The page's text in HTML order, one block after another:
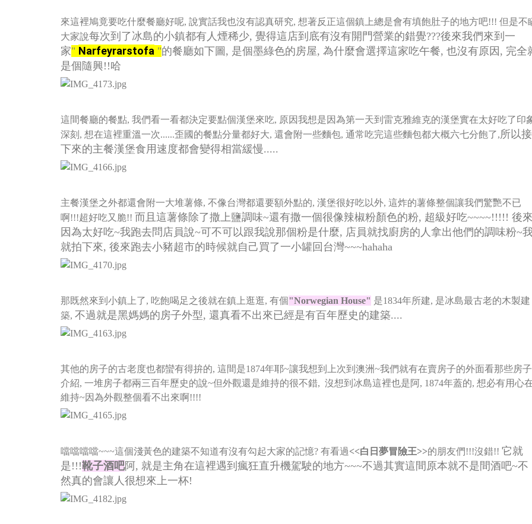
來這裡鳩竟要吃什麼餐廳好呢, 說實話我也沒有認真研究, 想著反正這個鎮上總是會有填飽肚子的地方吧!!! 但是不
大家說每次到了冰島的小鎮都有人煙稀少, 覺得這店到底有沒有開門營業的錯覺???後來我們來到一
家" Narfeyrarstofa "的餐廳如下圖, 是個墨綠色的房屋, 為什麼會選擇這家吃午餐, 也沒有原因, 完全
是個隨興!!哈
這間餐廳的餐點, 我們看一看都決定要點個漢堡來吃, 原因我想是因為第一天到雷克雅維克的漢堡實在太好吃了印
深刻, 想在這裡重溫一次......歪國的餐點分量都好大, 還會附一些麵包, 通常吃完這些麵包都大概六七分飽了,所以接
下來的主餐漢堡食用速度都會變得相當緩慢.....
主餐漢堡之外都還會附一大堆薯條, 不像台灣都還要額外點的, 漢堡很好吃以外, 這炸的薯條整個讓我們驚艷不已
啊!!!超好吃又脆!! 而且這薯條除了撒上鹽調味~還有撒一個很像辣椒粉顏色的粉, 超級好吃~~~~!!!!! 後來
因為太好吃~我跑去問店員說~可不可以跟我說那個粉是什麼, 店員就找廚房的人拿出他們的調味粉~
就拍下來, 後來跑去小豬超市的時候就自己買了一小罐回台灣~~~hahaha
那既然來到小鎮上了, 吃飽喝足之後就在鎮上逛逛, 有個 "Norwegian House" 是1834年所建, 是冰島最古老的木製建
築, 不過就是黑媽媽的房子外型, 還真看不出來已經是有百年歷史的建築....
其他的房子的古老度也都蠻有得拚的, 這間是1874年耶~讓我想到上次到澳洲~我們就有在賣房子的外面看那些房子
介紹, 一堆房子都兩三百年歷史的說~但外觀還是維持的很不錯, 沒想到冰島這裡也是阿, 1874年蓋的, 想必有用心
維持~因為外觀整個看不出來啊!!!!
噹噹噹噹~~~這個淺黃色的建築不知道有沒有勾起大家的記憶? 有看過<<白日夢冒險王>>的朋友們!!!沒錯!! 它就
是!!!靴子酒吧阿, 就是主角在這裡遇到瘋狂直升機駕駛的地方~~~不過其實這間原本就不是間酒吧~不
然真的會讓人很想來上一杯!